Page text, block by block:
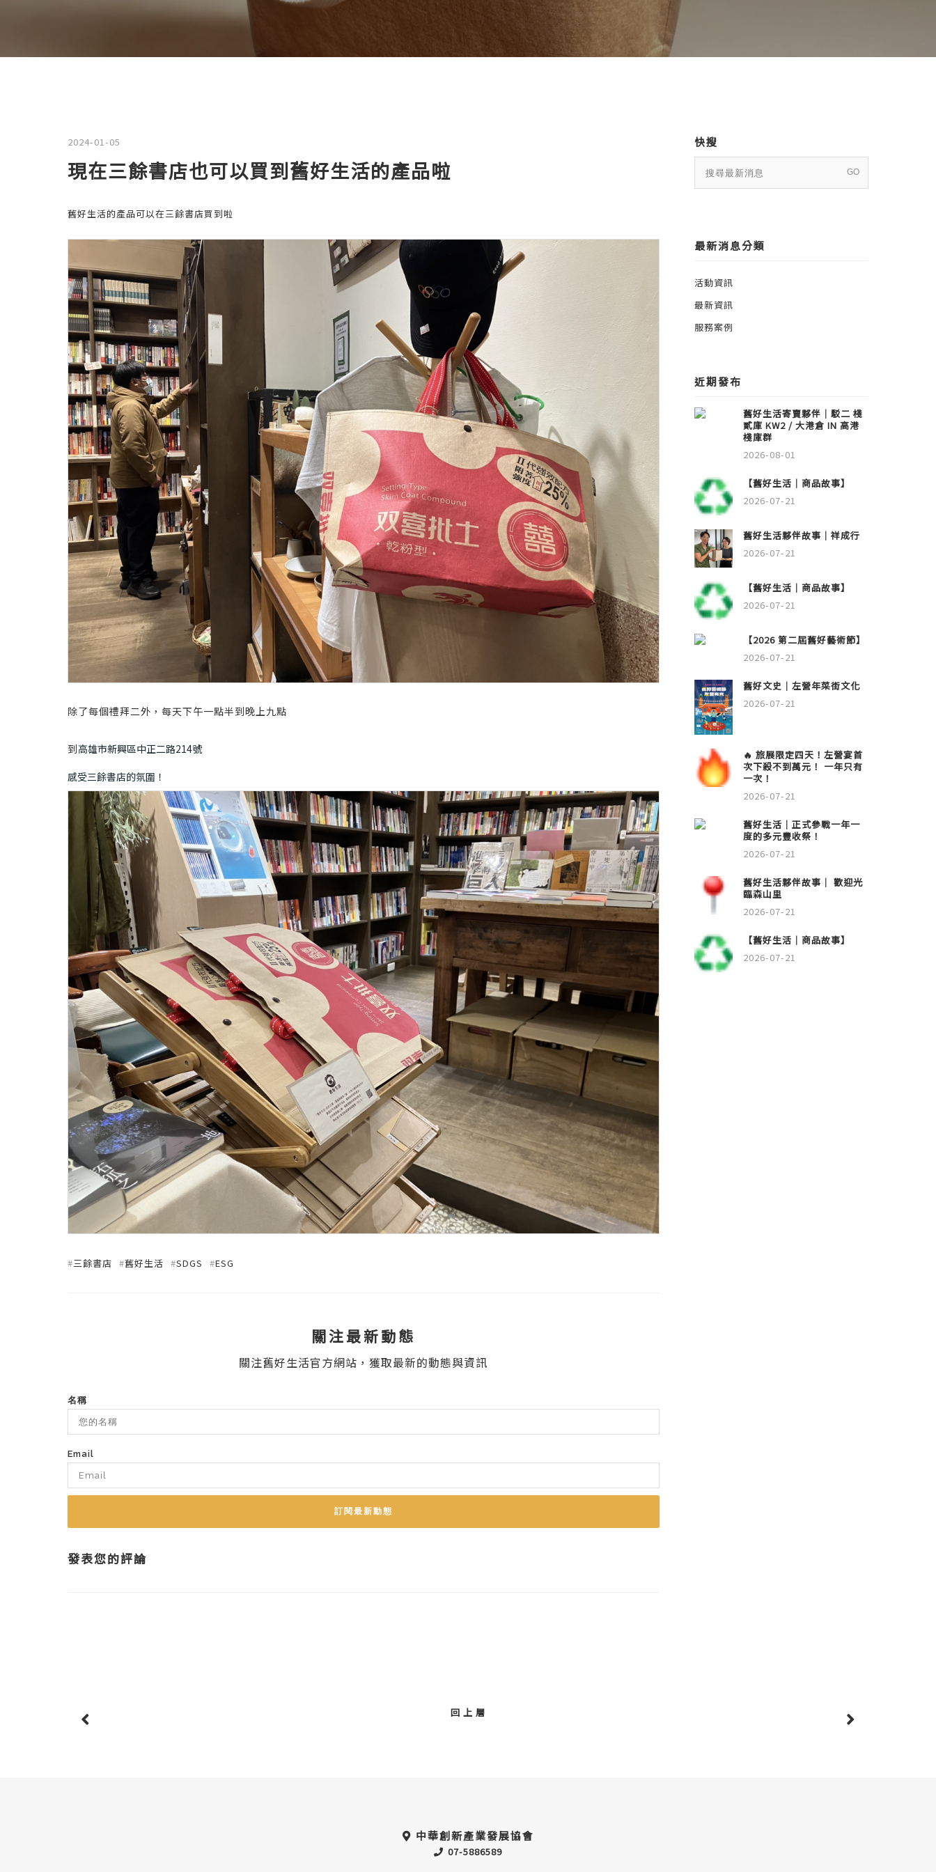
2024-01-05
現在三餘書店也可以買到舊好生活的產品啦
舊好生活的產品可以在三餘書店買到啦
除了每個禮拜二外，每天下午一點半到晚上九點
到高雄市新興區中正二路214號
感受三餘書店的氛圍！
#三餘書店 #舊好生活 #SDGS #ESG
關注最新動態
關注舊好生活官方網站，獲取最新的動態與資訊
名稱
Email
訂閱最新動態
發表您的評論
快搜
最新消息分類
活動資訊
最新資訊
服務案例
近期發布
舊好生活寄賣夥伴｜駁二 棧
貳庫 KW2 / 大港倉 IN 高港
棧庫群
2026-08-01
【舊好生活｜商品故事】
2026-07-21
舊好生活夥伴故事｜祥成行
2026-07-21
【舊好生活｜商品故事】
2026-07-21
【2026 第二屆舊好藝術節】
2026-07-21
舊好文史｜左營年菜街文化
2026-07-21
🔥 旅展限定四天！左營宴首
次下殺不到萬元！ 一年只有
一次！
2026-07-21
舊好生活｜正式參戰一年一
度的多元豐收祭！
2026-07-21
舊好生活夥伴故事｜ 歡迎光
臨森山里
2026-07-21
【舊好生活｜商品故事】
2026-07-21
回 上 層
中華創新產業發展協會
07-5886589